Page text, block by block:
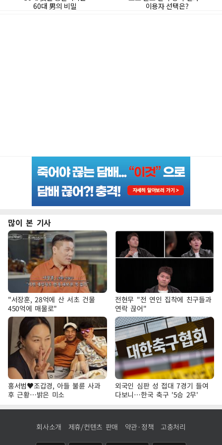
많이 본 기사
"서장훈, 28억에 산 서초 건물
450억에 매물로"
전현무 "전 연인 집착에 친구들과
연락 끊어"
홍서범♥조갑경, 아들 불륜 사과
후 근황…밝은 미소
외국인 심판 성 접대 7경기 들여
다보니…한국 축구 '5승 2무'
회사소개 제휴/컨텐츠 판매 약관·정책 고충처리